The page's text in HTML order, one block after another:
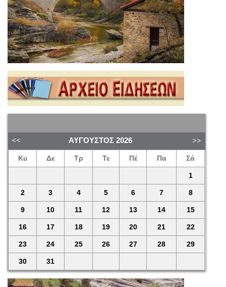
ΑΎΓΟΥΣΤΟΣ 2026
Κυ Δε Τρ Τε Πέ Πα Σά
1
2 3 4 5 6 7 8
9 10 11 12 13 14 15
16 17 18 19 20 21 22
23 24 25 26 27 28 29
30 31